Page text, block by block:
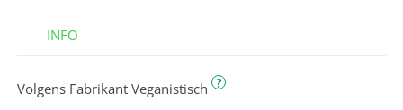
INFO
Volgens Fabrikant Veganistisch ?